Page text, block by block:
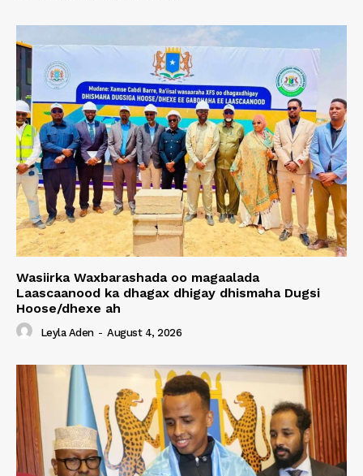
Wasiirka Waxbarashada oo magaalada
Laascaanood ka dhagax dhigay dhismaha Dugsi
Hoose/dhexe ah
Leyla Aden - August 4, 2026